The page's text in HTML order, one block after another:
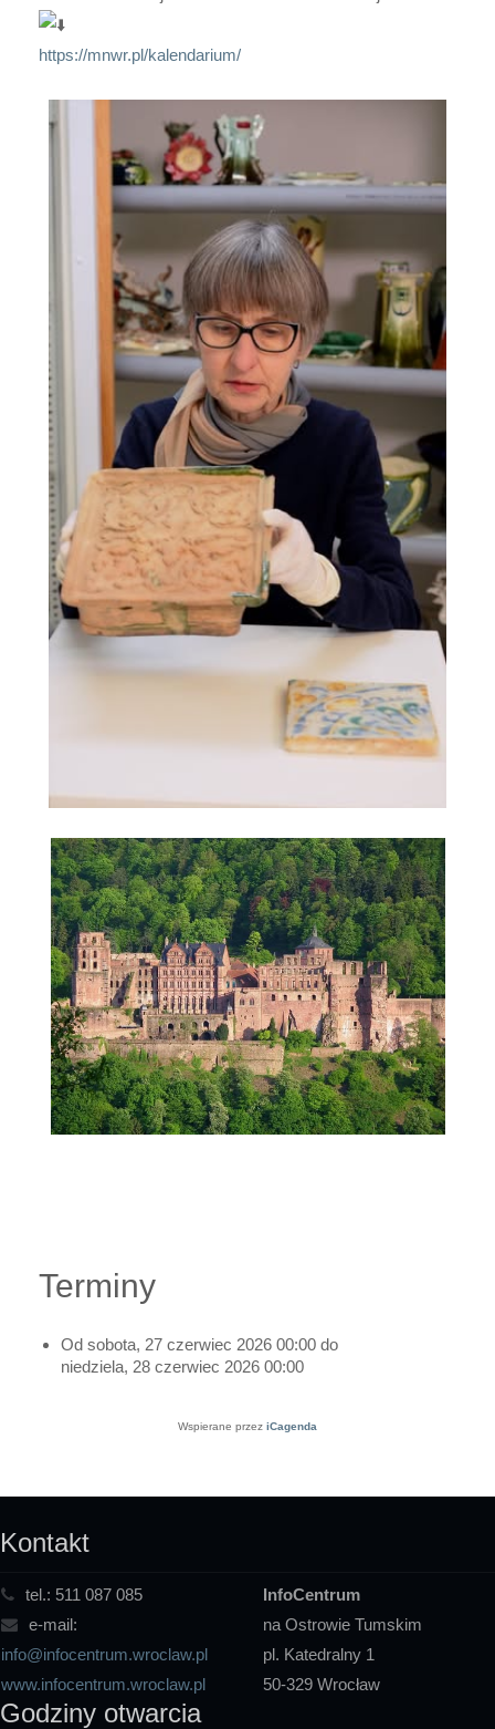
https://mnwr.pl/kalendarium/
Terminy
Od sobota, 27 czerwiec 2026 00:00 do
niedziela, 28 czerwiec 2026 00:00
Wspierane przez iCagenda
Kontakt
tel.: 511 087 085
e-mail:
info@infocentrum.wroclaw.pl
www.infocentrum.wroclaw.pl
InfoCentrum
na Ostrowie Tumskim
pl. Katedralny 1
50-329 Wrocław
Godziny otwarcia